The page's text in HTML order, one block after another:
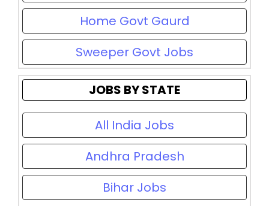
Home Govt Gaurd
Sweeper Govt Jobs
JOBS BY STATE
All India Jobs
Andhra Pradesh
Bihar Jobs